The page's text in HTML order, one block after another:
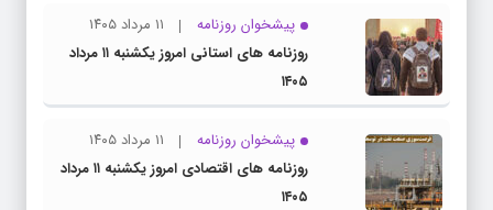
پیشخوان روزنامه
۱۱ مرداد ۱۴۰۵
روزنامه های استانی امروز یکشنبه ۱۱ مرداد
۱۴۰۵
پیشخوان روزنامه
۱۱ مرداد ۱۴۰۵
روزنامه های اقتصادی امروز یکشنبه ۱۱ مرداد
۱۴۰۵